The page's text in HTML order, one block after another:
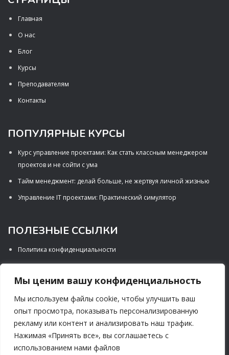
Мы ценим вашу конфиденциальность
Мы используем файлы cookie, чтобы улучшить ваш
опыт просмотра, показывать персонализированную
рекламу или контент и анализировать наш трафик.
Нажимая «Принять все», вы соглашаетесь с
использованием нами файлов
Главная
О нас
Блог
Курсы
Преподавателям
Контакты
ПОПУЛЯРНЫЕ КУРСЫ
Курс управление проектами: Как стать классным менеджером
проектов и не сойти с ума
Тайм менеджмент: делай больше, не жертвуя личной жизнью
Управление IT проектами: Практический симулятор
ПОЛЕЗНЫЕ ССЫЛКИ
Политика конфиденциальности
Порядок предоставления услуги
Правила процедуры возврата
СОЦИАЛЬНЫЕ СЕТИ